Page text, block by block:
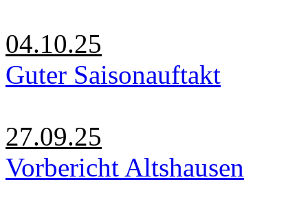
04.10.25
Guter Saisonauftakt
27.09.25
Vorbericht Altshausen